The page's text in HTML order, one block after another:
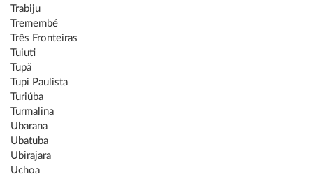
Trabiju
Tremembé
Três Fronteiras
Tuiuti
Tupã
Tupi Paulista
Turiúba
Turmalina
Ubarana
Ubatuba
Ubirajara
Uchoa